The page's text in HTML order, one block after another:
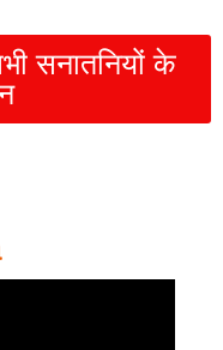
सनातनियों के